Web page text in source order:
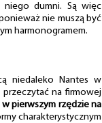
dumni. Są więc
nie muszą być
harmonogramem.
niedaleko Nantes w
przeczytać na firmowej
w pierwszym rzędzie na
charakterystycznym